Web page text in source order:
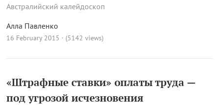
Австралийский калейдоскоп
Алла Павленко
16 February 2015 · (5142 views)
«Штрафные ставки» оплаты труда —
под угрозой исчезновения